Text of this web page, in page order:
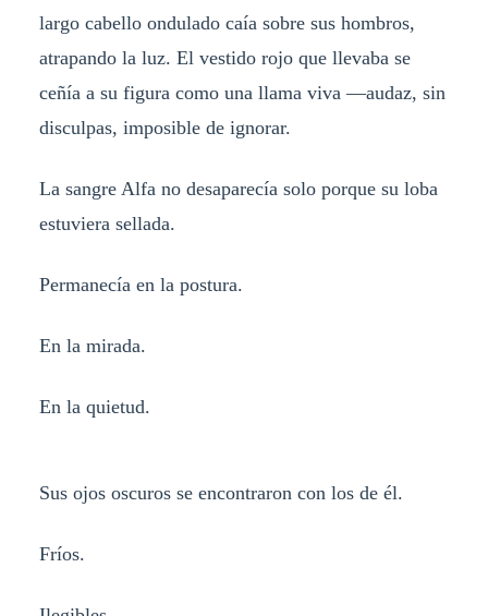
largo cabello ondulado caía sobre sus hombros,
atrapando la luz. El vestido rojo que llevaba se
ceñía a su figura como una llama viva —audaz, sin
disculpas, imposible de ignorar.
La sangre Alfa no desaparecía solo porque su loba
estuviera sellada.
Permanecía en la postura.
En la mirada.
En la quietud.
Sus ojos oscuros se encontraron con los de él.
Fríos.